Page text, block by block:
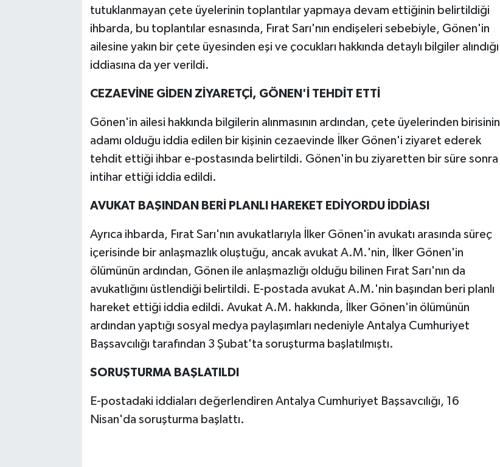
tutuklanmayan çete üyelerinin toplantılar yapmaya devam ettiğinin belirtildiği
ihbarda, bu toplantılar esnasında, Fırat Sarı'nın endişeleri sebebiyle, Gönen'in
ailesine yakın bir çete üyesinden eşi ve çocukları hakkında detaylı bilgiler alındığı
iddiasına da yer verildi.
CEZAEVİNE GİDEN ZİYARETÇİ, GÖNEN'İ TEHDİT ETTİ
Gönen'in ailesi hakkında bilgilerin alınmasının ardından, çete üyelerinden birisinin
adamı olduğu iddia edilen bir kişinin cezaevinde İlker Gönen'i ziyaret ederek
tehdit ettiği ihbar e-postasında belirtildi. Gönen'in bu ziyaretten bir süre sonra
intihar ettiği iddia edildi.
AVUKAT BAŞINDAN BERİ PLANLI HAREKET EDİYORDU İDDİASI
Ayrıca ihbarda, Fırat Sarı'nın avukatlarıyla İlker Gönen'in avukatı arasında süreç
içerisinde bir anlaşmazlık oluştuğu, ancak avukat A.M.'nin, İlker Gönen'in
ölümünün ardından, Gönen ile anlaşmazlığı olduğu bilinen Fırat Sarı'nın da
avukatlığını üstlendiği belirtildi. E-postada avukat A.M.'nin başından beri planlı
hareket ettiği iddia edildi. Avukat A.M. hakkında, İlker Gönen'in ölümünün
ardından yaptığı sosyal medya paylaşımları nedeniyle Antalya Cumhuriyet
Başsavcılığı tarafından 3 Şubat'ta soruşturma başlatılmıştı.
SORUŞTURMA BAŞLATILDI
E-postadaki iddiaları değerlendiren Antalya Cumhuriyet Başsavcılığı, 16
Nisan'da soruşturma başlattı.